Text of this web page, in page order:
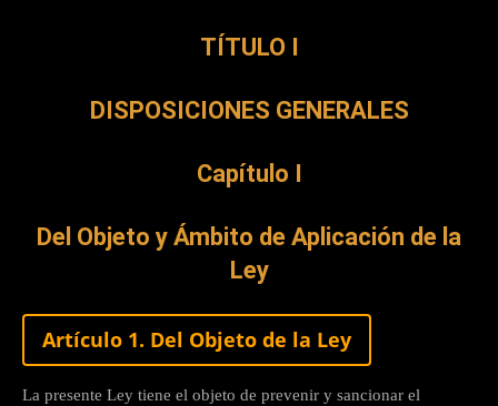
TÍTULO I
DISPOSICIONES GENERALES
Capítulo I
Del Objeto y Ámbito de Aplicación de la
Ley
Artículo 1. Del Objeto de la Ley
La presente Ley tiene el objeto de prevenir y sancionar el